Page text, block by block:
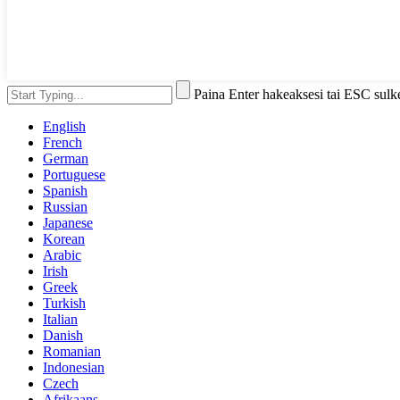
Paina Enter hakeaksesi tai ESC
English
French
German
Portuguese
Spanish
Russian
Japanese
Korean
Arabic
Irish
Greek
Turkish
Italian
Danish
Romanian
Indonesian
Czech